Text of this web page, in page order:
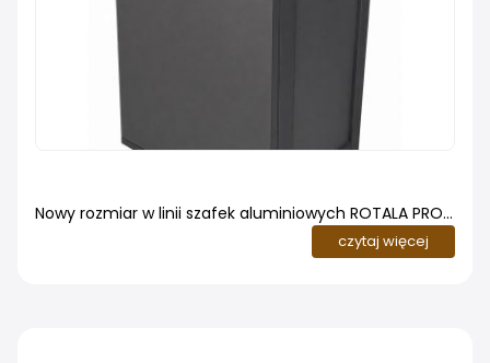
Nowy rozmiar w linii szafek aluminiowych ROTALA PRO.
Do oferty szafek aluminiowych ROTALA PRO dołączył
popularny rozmiar 60x40x80cm. To kolejny wariant w
czytaj więcej